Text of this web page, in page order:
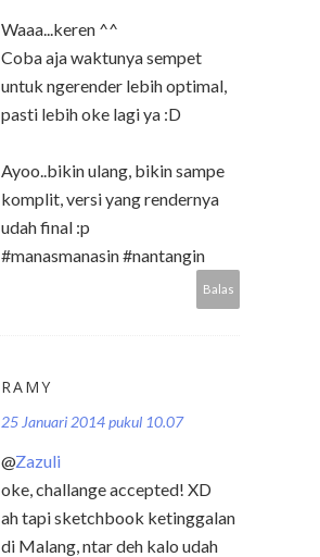
Waaa...keren ^^
Coba aja waktunya sempet
untuk ngerender lebih optimal,
pasti lebih oke lagi ya :D
Ayoo..bikin ulang, bikin sampe
komplit, versi yang rendernya
udah final :p
#manasmanasin #nantangin
Balas
RAMY
25 Januari 2014 pukul 10.07
@Zazuli
oke, challange accepted! XD
ah tapi sketchbook ketinggalan
di Malang, ntar deh kalo udah